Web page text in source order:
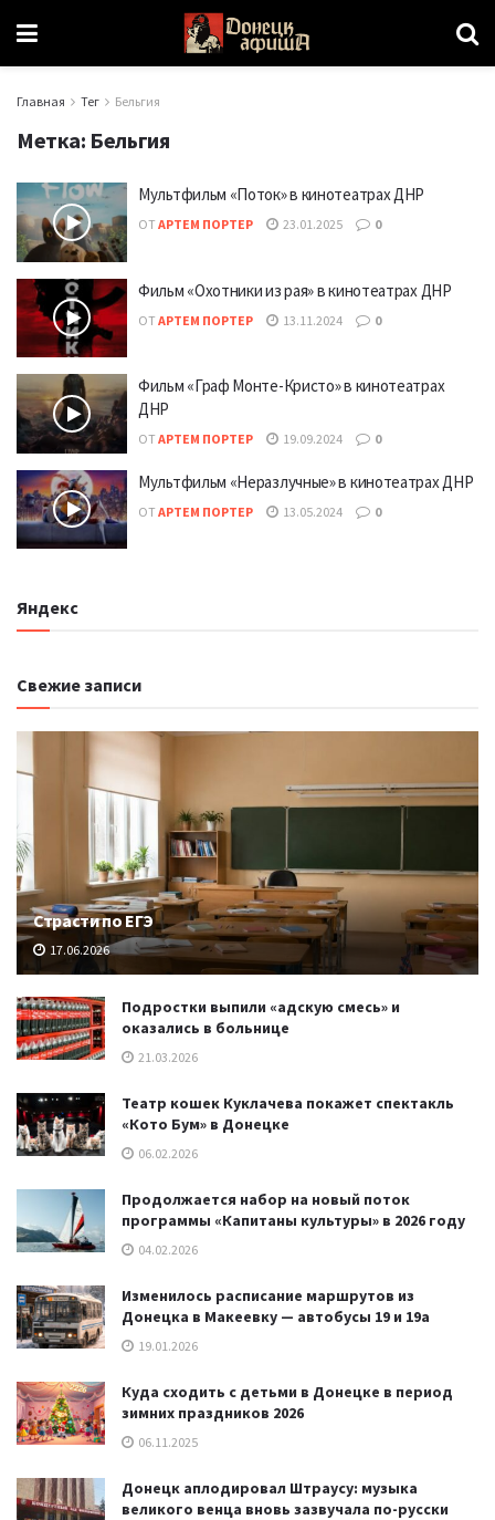
Главная Тег Бельгия
Метка: Бельгия
Мультфильм «Поток» в кинотеатрах ДНР
ОТ АРТЕМ ПОРТЕР 23.01.2025 0
Фильм «Охотники из рая» в кинотеатрах ДНР
ОТ АРТЕМ ПОРТЕР 13.11.2024 0
Фильм «Граф Монте-Кристо» в кинотеатрах
ДНР
ОТ АРТЕМ ПОРТЕР 19.09.2024 0
Мультфильм «Неразлучные» в кинотеатрах ДНР
ОТ АРТЕМ ПОРТЕР 13.05.2024 0
Яндекс
Свежие записи
Страсти по ЕГЭ
17.06.2026
Подростки выпили «адскую смесь» и
оказались в больнице
21.03.2026
Театр кошек Куклачева покажет спектакль
«Кото Бум» в Донецке
06.02.2026
Продолжается набор на новый поток
программы «Капитаны культуры» в 2026 году
04.02.2026
Изменилось расписание маршрутов из
Донецка в Макеевку — автобусы 19 и 19а
19.01.2026
Куда сходить с детьми в Донецке в период
зимних праздников 2026
06.11.2025
Донецк аплодировал Штраусу: музыка
великого венца вновь зазвучала по-русски